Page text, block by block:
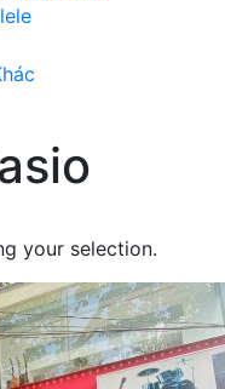
your selection.